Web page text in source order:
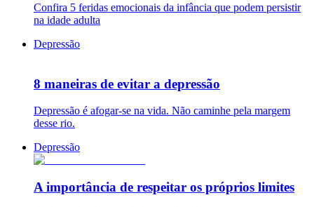
Confira 5 feridas emocionais da infância que podem persistir
na idade adulta
Depressão
8 maneiras de evitar a depressão
Depressão é afogar-se na vida. Não caminhe pela margem
desse rio.
Depressão
A importância de respeitar os próprios limites